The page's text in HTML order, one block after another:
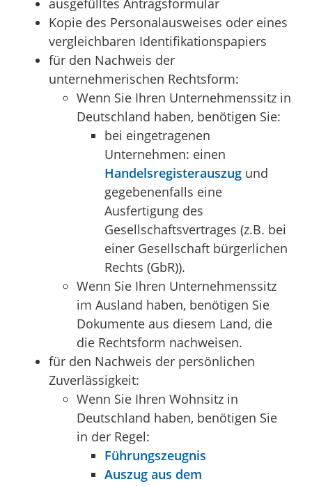
Kopie des Personalausweises oder eines
vergleichbaren Identifikationspapiers
für den Nachweis der
unternehmerischen Rechtsform:
Wenn Sie Ihren Unternehmenssitz in
Deutschland haben, benötigen Sie:
bei eingetragenen
Unternehmen: einen
Handelsregisterauszug und
gegebenenfalls eine
Ausfertigung des
Gesellschaftsvertrages (z.B. bei
einer Gesellschaft bürgerlichen
Rechts (GbR)).
Wenn Sie Ihren Unternehmenssitz
im Ausland haben, benötigen Sie
Dokumente aus diesem Land, die
die Rechtsform nachweisen.
für den Nachweis der persönlichen
Zuverlässigkeit:
Wenn Sie Ihren Wohnsitz in
Deutschland haben, benötigen Sie
in der Regel:
Führungszeugnis
Auszug aus dem